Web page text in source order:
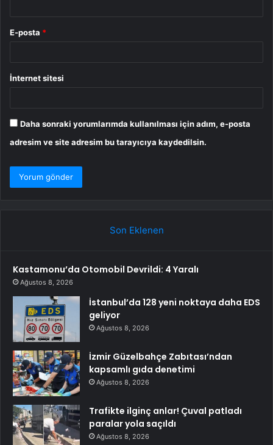
E-posta *
İnternet sitesi
Daha sonraki yorumlarımda kullanılması için adım, e-posta
adresim ve site adresim bu tarayıcıya kaydedilsin.
Son Eklenen
Kastamonu’da Otomobil Devrildi: 4 Yaralı
Ağustos 8, 2026
İstanbul’da 128 yeni noktaya daha EDS
geliyor
Ağustos 8, 2026
İzmir Güzelbahçe Zabıtası’ndan
kapsamlı gıda denetimi
Ağustos 8, 2026
Trafikte ilginç anlar! Çuval patladı
paralar yola saçıldı
Ağustos 8, 2026